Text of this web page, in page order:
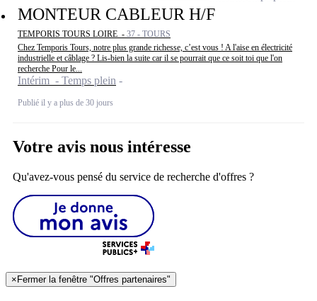
MONTEUR CABLEUR H/F
TEMPORIS TOURS LOIRE - 37 - TOURS
Chez Temporis Tours, notre plus grande richesse, c’est vous ! A l'aise en électricité
industrielle et câblage ? Lis-bien la suite car il se pourrait que ce soit toi que l'on
recherche Pour le...
Intérim - Temps plein
Publié il y a plus de 30 jours
Votre avis nous intéresse
Qu'avez-vous pensé du service de recherche d'offres ?
× Fermer la fenêtre "Offres partenaires"